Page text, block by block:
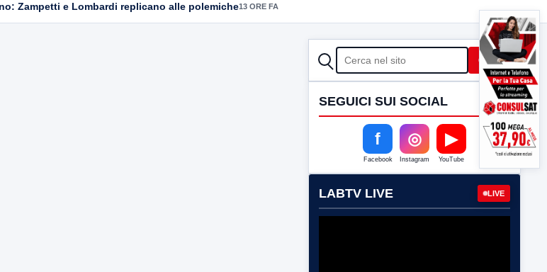
Zampetti e Lombardi replicano alle polemiche13 ORE FA
CERCA Cerca
SEGUICI SUI SOCIAL
f
Facebook
◎
Instagram
▶
YouTube
LABTV LIVE LIVE